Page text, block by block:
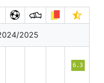
2025
6.3